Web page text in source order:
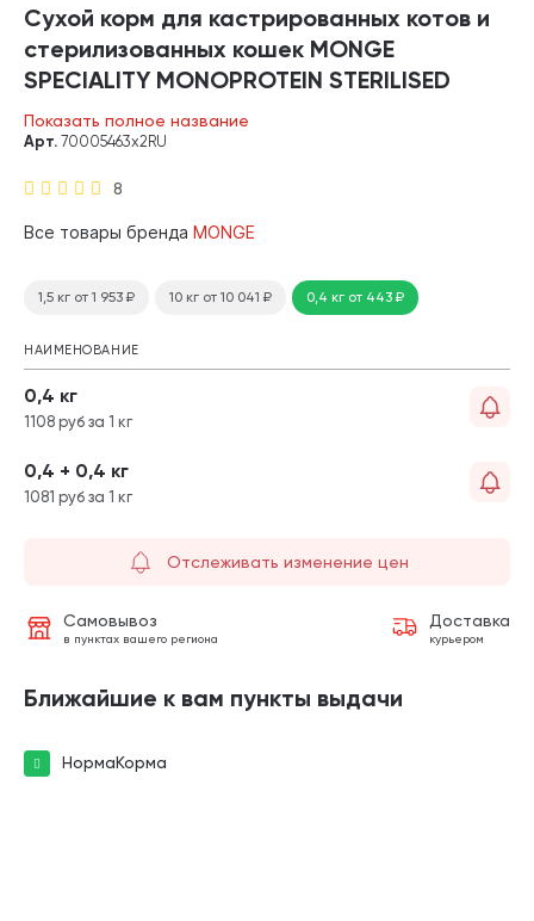
Сухой корм для кастрированных котов и
стерилизованных кошек MONGE
SPECIALITY MONOPROTEIN STERILISED
монобелковый форель (0,4 + 0,4 кг)
Показать полное название
8
Арт. 70005463х2RU
Все товары бренда MONGE
1,5 кг от 1 953 ₽ 10 кг от 10 041 ₽ 0,4 кг от 443₽
НАИМЕНОВАНИЕ
0,4 кг
1108 руб за 1 кг
0,4 + 0,4 кг
1081 руб за 1 кг
Отслеживать изменение цен
Самовывоз
в пунктах вашего региона
Доставка
курьером
Ближайшие к вам пункты выдачи
НормаКорма